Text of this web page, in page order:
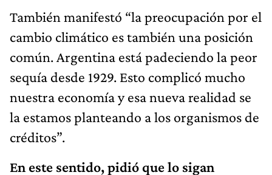
También manifestó “la preocupación por el
cambio climático es también una posición
común. Argentina está padeciendo la peor
sequía desde 1929. Esto complicó mucho
nuestra economía y esa nueva realidad se
la estamos planteando a los organismos de
créditos”.
En este sentido, pidió que lo sigan